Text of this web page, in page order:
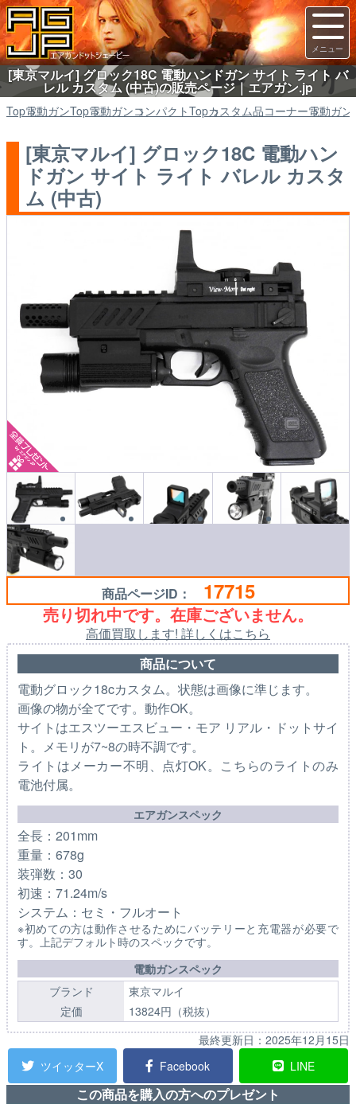
[東京マルイ] グロック18C 電動ハンドガン サイト ライト バ
レル カスタム (中古)の販売ページ｜エアガン.jp
Top電動ガンTop電動ガンコンパクトTopカスタム品コーナー電動ガン
[東京マルイ] グロック18C 電動ハン
ドガン サイト ライト バレル カスタ
ム (中古)
商品ページID： 17715
売り切れ中です。在庫ございません。
高価買取します! 詳しくはこちら
商品について
電動グロック18cカスタム。状態は画像に準じます。
画像の物が全てです。動作OK。
サイトはエスツーエスビュー・モア リアル・ドットサイ
ト。メモリが7~8の時不調です。
ライトはメーカー不明、点灯OK。こちらのライトのみ
電池付属。
エアガンスペック
全長：201mm
重量：678g
装弾数：30
初速：71.24m/s
システム：セミ・フルオート
※初めての方は動作させるためにバッテリーと充電器が必要で
す。上記デフォルト時のスペックです。
電動ガンスペック
ブランド
東京マルイ
定価
13824円（税抜）
最終更新日： 2025年12月15日
ツイッターX
Facebook LINE
この商品を購入の方へのプレゼント